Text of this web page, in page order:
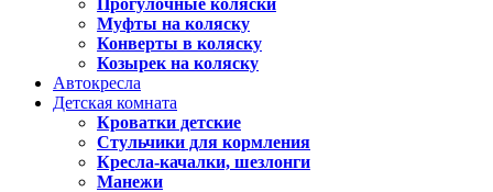
Прогулочные коляски
Муфты на коляску
Конверты в коляску
Козырек на коляску
Автокресла
Детская комната
Кроватки детские
Стульчики для кормления
Кресла-качалки, шезлонги
Манежи